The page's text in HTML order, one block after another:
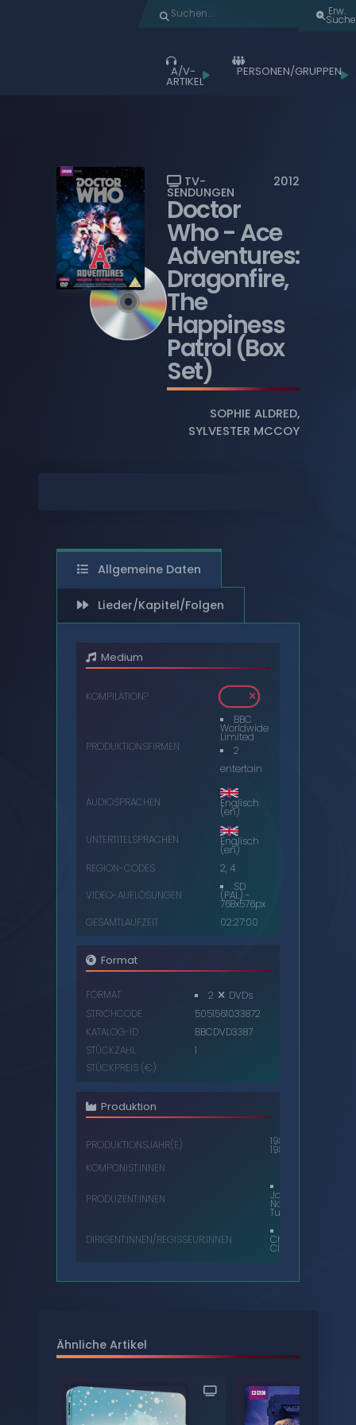
Erw.
Suche
A/V-
ARTIKEL
FILME
MUSIK-VIDEOS
TV-SENDUNGEN
WIEDERGABELISTEN
BLU-RAY DISCS
COMPACT DISCS
DIGITAL
PERSONEN/GRUPPEN
TV-
SENDUNGEN
2012
Doctor
Who- Ace
Adventures:
Dragonfire,
The
Happiness
Patrol (Box
Set)
SOPHIE ALDRED,
SYLVESTER MCCOY
Allgemeine Daten
Medium
KOMPILATION?
PRODUKTIONSFIRMEN
BBC
Worldwide
Limited
2
entertain
AUDIOSPRACHEN Englisch
(en)
UNTERTITELSPRACHEN Englisch
(en)
REGION-CODES
2, 4
VIDEO-AUFLÖSUNGEN
SD
(PAL) -
768x576px
GESAMTLAUFZEIT
02:27:00
Format
FORMAT 2
DVDs
STRICHCODE
5051561033872
KATALOG-ID
BBCDVD3387
STÜCKZAHL
1
STÜCKPREIS (€)
Produktion
PRODUKTIONSJAHR(E) 1987,
1988
KOMPONIST:INNEN
PRODUZENT:INNEN John
Nathan-
Turner
DIRIGENT:INNEN/REGISSEUR:INNEN Chris
Clough
Lieder/Kapitel/Folgen
Ähnliche Artikel